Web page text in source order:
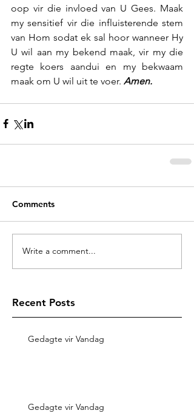
oop vir die invloed van U Gees. Maak
my sensitief vir die influisterende stem
van Hom sodat ek sal hoor wanneer Hy
U wil aan my bekend maak, vir my die
regte koers aandui en my bekwaam
maak om U wil uit te voer. Amen.
Comments
Write a comment...
Recent Posts
Gedagte vir Vandag
Gedagte vir Vandag